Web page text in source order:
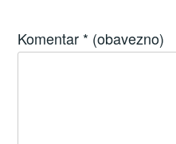
Komentar * (obavezno)